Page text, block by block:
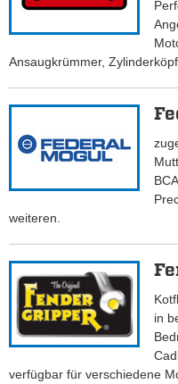
Ansaugkrümmer,
weiteren.
in
verfügbar für verschiedene